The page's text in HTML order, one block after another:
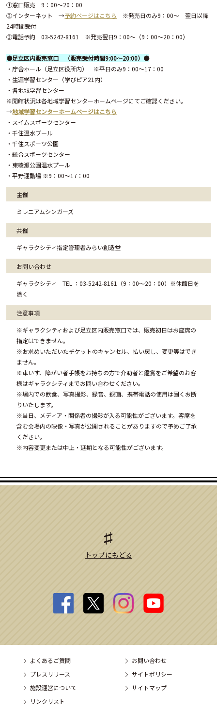
①窓口販売 9：00～20：00
②インターネット →予約ページはこちら
※発売日のみ9：00～ 翌日以降
24時間受付
③電話予約 03-5242-8161 ※発売翌日9：00～（9：00～20：00）
●足立区内販売窓口 （販売受付時間9:00～20:00）●
・庁舎ホール（足立区役所内） ※平日のみ9：00～17：00
・生涯学習センター（学びピア21内）
・各地域学習センター
※開館状況は各地域学習センターホームページにてご確認ください。
→地域学習センターホームページはこちら
・スイムスポーツセンター
・千住温水プール
・千住スポーツ公園
・総合スポーツセンター
・東綾瀬公園温水プール
・平野運動場 ※9：00～17：00
主催
ミレニアムシンガーズ
共催
ギャラクシティ指定管理者みらい創造堂
お問い合わせ
ギャラクシティ TEL ：03-5242-8161（9：00～20：00）※休館日を
除く
注意事項
※ギャラクシティおよび足立区内販売窓口では、販売初日はお座席の
指定はできません。
※お求めいただいたチケットのキャンセル、払い戻し、変更等はでき
ません。
※車いす、障がい者手帳をお持ちの方で介助者と鑑賞をご希望のお客
様はギャラクシティまでお問い合わせください。
※場内での飲食、写真撮影、録音、録画、携帯電話の使用は固くお断
りいたします。
※当日、メディア・関係者の撮影が入る可能性がございます。客席を
含む会場内の映像・写真が公開されることがありますので予めご了承
ください。
※内容変更または中止・延期となる可能性がございます。
トップにもどる
よくあるご質問
お問い合わせ
プレスリリース
サイトポリシー
施設運営について
サイトマップ
リンクリスト